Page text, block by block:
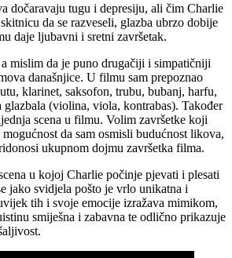
dočaravaju tugu i depresiju, ali čim Charlie
da se razveseli, glazba ubrzo dobije
daje ljubavni i sretni završetak.
mislim da je puno drugačiji i simpatičniji
današnjice. U filmu sam prepoznao
klarinet, saksofon, trubu, bubanj, harfu,
(violina, viola, kontrabas). Također
scena u filmu. Volim završetke koji
da sam osmisli budućnost likova,
ukupnom dojmu završetka filma.
u kojoj Charlie počinje pjevati i plesati
jako svidjela pošto je vrlo unikatna i
tih i svoje emocije izražava mimikom,
smiješna i zabavna te odlično prikazuje